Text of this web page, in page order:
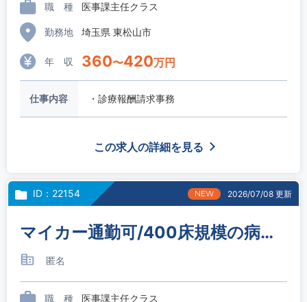
職 種 医事課主任クラス
年 収 360〜420万円
勤務地 埼玉県 東松山市
仕事内容 ・診療報酬請求事務
この求人の詳細を見る
ID：22154 NEW 2026/07/08 更新
マイカー通勤可/400床規模の病院/医事課員（主任補佐）
匿名
職 種 医事課主任クラス